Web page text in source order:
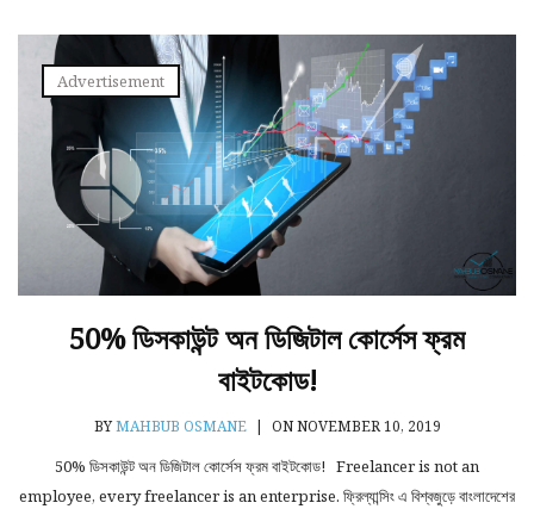
Advertisement
50% ডিসকাউন্ট অন ডিজিটাল কোর্সেস ফ্রম
বাইটকোড!
BYMAHBUB OSMANE | ON NOVEMBER 10, 2019
50% ডিসকাউন্ট অন ডিজিটাল কোর্সেস ফ্রম বাইটকোড! Freelancer is not an
employee, every freelancer is an enterprise. ফ্রিল্যান্সিং এ বিশ্বজুড়ে বাংলাদেশের